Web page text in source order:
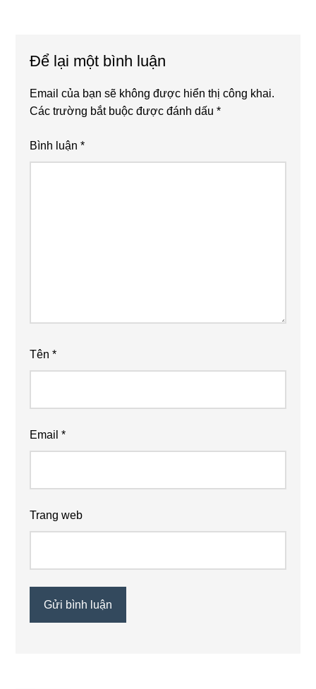
Để lại một bình luận
Email của bạn sẽ không được hiển thị công khai.
Các trường bắt buộc được đánh dấu*
Bình luận*
Tên*
Email*
Trang web